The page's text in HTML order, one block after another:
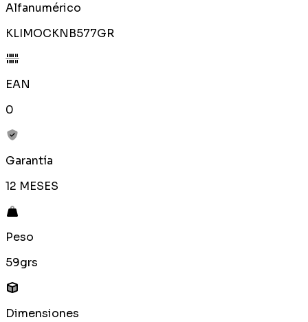
Alfanumérico
KLIMOCKNB577GR
EAN
0
Garantía
12 MESES
Peso
59grs
Dimensiones